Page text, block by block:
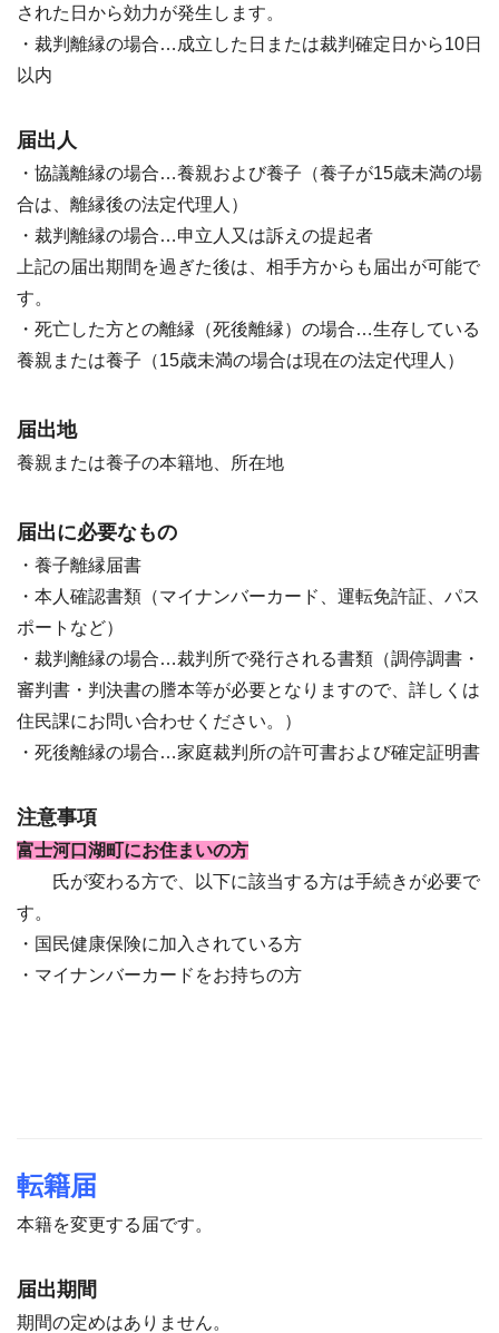
された日から効力が発生します。
・裁判離縁の場合…成立した日または裁判確定日から10日
以内
届出人
・協議離縁の場合…養親および養子（養子が15歳未満の場
合は、離縁後の法定代理人）
・裁判離縁の場合…申立人又は訴えの提起者
上記の届出期間を過ぎた後は、相手方からも届出が可能で
す。
・死亡した方との離縁（死後離縁）の場合…生存している
養親または養子（15歳未満の場合は現在の法定代理人）
届出地
養親または養子の本籍地、所在地
届出に必要なもの
・養子離縁届書
・本人確認書類（マイナンバーカード、運転免許証、パス
ポートなど）
・裁判離縁の場合…裁判所で発行される書類（調停調書・
審判書・判決書の謄本等が必要となりますので、詳しくは
住民課にお問い合わせください。）
・死後離縁の場合…家庭裁判所の許可書および確定証明書
注意事項
富士河口湖町にお住まいの方
氏が変わる方で、以下に該当する方は手続きが必要で
す。
・国民健康保険に加入されている方
・マイナンバーカードをお持ちの方
転籍届
本籍を変更する届です。
届出期間
期間の定めはありません。